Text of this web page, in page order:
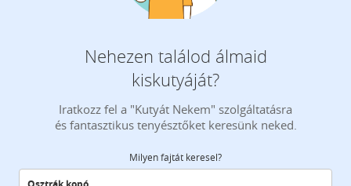
Nehezen találod álmaid
kiskutyáját?
Iratkozz fel a "Kutyát Nekem" szolgáltatásra
és fantasztikus tenyésztőket keresünk neked.
Milyen fajtát keresel?